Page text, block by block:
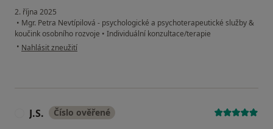
2. října 2025
• Mgr. Petra Nevtípilová - psychologické a psychoterapeutické služby &
koučink osobního rozvoje • Individuální konzultace/terapie
• podle názoru uživatele O.H.
Nahlásit zneužití
J.S. Číslo ověřené